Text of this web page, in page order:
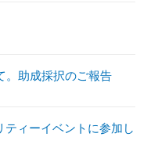
。助成採択のご報告
ティーイベントに参加し